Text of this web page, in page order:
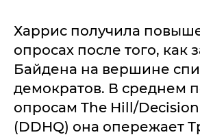
Харрис получила
опросах после того, как
Байдена на вершине
демократов. В среднем
опросам The Hill/Decision
(DDHQ) она опережает